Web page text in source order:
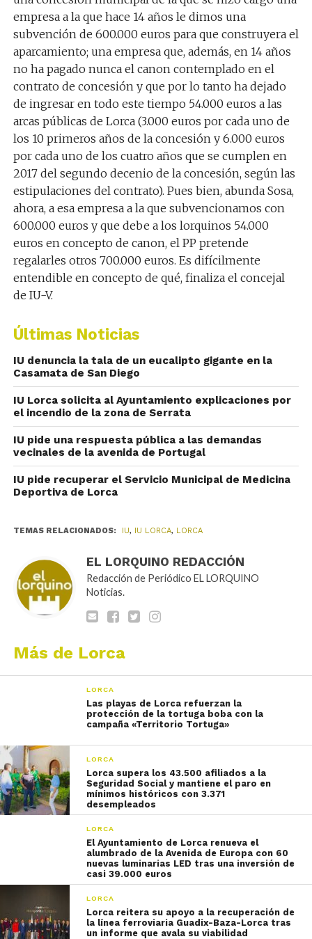
empresa a la que hace 14 años le dimos una
subvención de 600.000 euros para que construyera el
aparcamiento; una empresa que, además, en 14 años
no ha pagado nunca el canon contemplado en el
contrato de concesión y que por lo tanto ha dejado
de ingresar en todo este tiempo 54.000 euros a las
arcas públicas de Lorca (3.000 euros por cada uno de
los 10 primeros años de la concesión y 6.000 euros
por cada uno de los cuatro años que se cumplen en
2017 del segundo decenio de la concesión, según las
estipulaciones del contrato). Pues bien, abunda Sosa,
ahora, a esa empresa a la que subvencionamos con
600.000 euros y que debe a los lorquinos 54.000
euros en concepto de canon, el PP pretende
regalarles otros 700.000 euros. Es difícilmente
entendible en concepto de qué, finaliza el concejal
de IU-V.
Últimas Noticias
IU denuncia la tala de un eucalipto gigante en la
Casamata de San Diego
IU Lorca solicita al Ayuntamiento explicaciones por
el incendio de la zona de Serrata
IU pide una respuesta pública a las demandas
vecinales de la avenida de Portugal
IU pide recuperar el Servicio Municipal de Medicina
Deportiva de Lorca
TEMAS RELACIONADOS: IU, IU LORCA, LORCA
EL LORQUINO REDACCIÓN
Redacción de Periódico EL LORQUINO
Noticias.
Más de Lorca
LORCA
Las playas de Lorca refuerzan la
protección de la tortuga boba con la
campaña «Territorio Tortuga»
LORCA
Lorca supera los 43.500 afiliados a la
Seguridad Social y mantiene el paro en
mínimos históricos con 3.371
desempleados
LORCA
El Ayuntamiento de Lorca renueva el
alumbrado de la Avenida de Europa con 60
nuevas luminarias LED tras una inversión de
casi 39.000 euros
LORCA
Lorca reitera su apoyo a la recuperación de
la línea ferroviaria Guadix-Baza-Lorca tras
un informe que avala su viabilidad